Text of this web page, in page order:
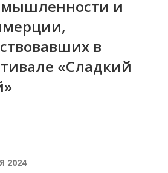
и
в
«Сладкий
2024